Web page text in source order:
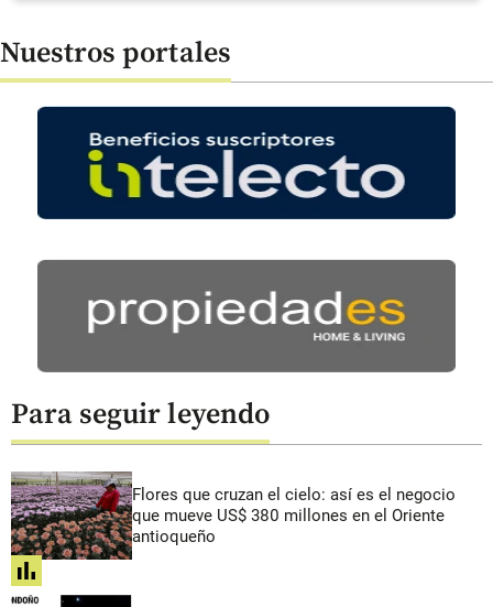
Nuestros portales
Para seguir leyendo
Flores que cruzan el cielo: así es el negocio
que mueve US$ 380 millones en el Oriente
antioqueño
share